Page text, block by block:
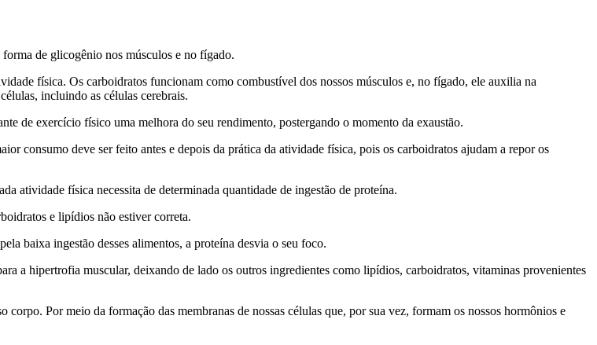
de glicogênio nos músculos e no fígado.
física. Os carboidratos funcionam como combustível dos nossos músculos e, no fígado, ele auxilia na
incluindo as células cerebrais.
de exercício físico uma melhora do seu rendimento, postergando o momento da exaustão.
consumo deve ser feito antes e depois da prática da atividade física, pois os carboidratos ajudam a repor os
atividade física necessita de determinada quantidade de ingestão de proteína.
e lipídios não estiver correta.
baixa ingestão desses alimentos, a proteína desvia o seu foco.
a hipertrofia muscular, deixando de lado os outros ingredientes como lipídios, carboidratos, vitaminas provenientes
Por meio da formação das membranas de nossas células que, por sua vez, formam os nossos hormônios e